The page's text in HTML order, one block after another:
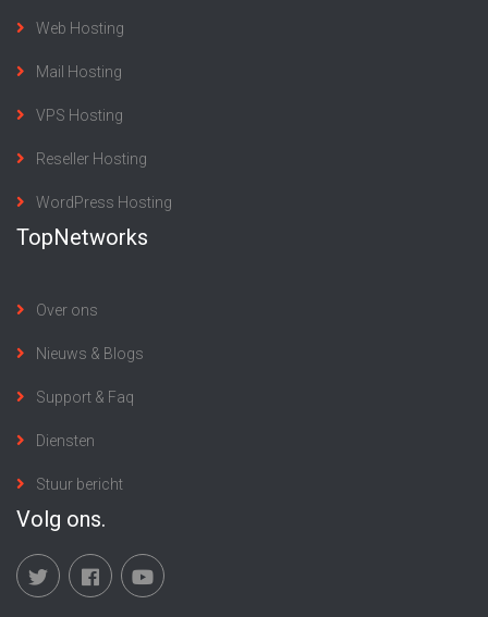
Web Hosting
Mail Hosting
VPS Hosting
Reseller Hosting
WordPress Hosting
TopNetworks
Over ons
Nieuws & Blogs
Support & Faq
Diensten
Stuur bericht
Volg ons.